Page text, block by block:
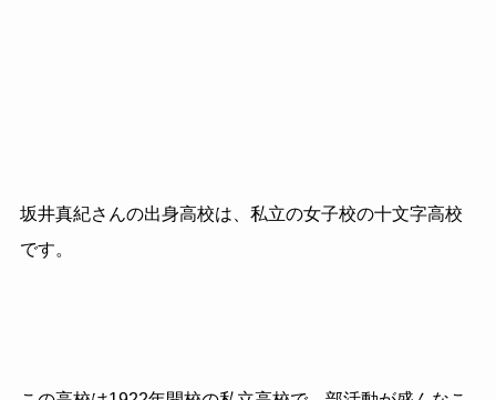
坂井真紀さんの出身高校は、私立の女子校の十文字高校
です。